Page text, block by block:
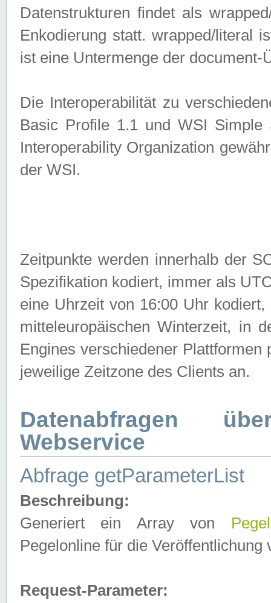
Datenstrukturen findet als
Enkodierung statt. wrapped/literal
ist eine Untermenge der
Die Interoperabilität zu
Basic Profile 1.1 und WSI
Interoperability Organization
der WSI.
Zeitpunkte werden innerhalb der
Spezifikation kodiert, immer als
eine Uhrzeit von 16:00 Uhr
mitteleuropäischen Winterzeit, in
Engines verschiedener
jeweilige Zeitzone des Clients an.
Datenabfragen
Webservice
Abfrage getParameterList
Beschreibung:
Generiert ein Array von
Pegelonline für die Veröffentlichung
Request-Parameter: